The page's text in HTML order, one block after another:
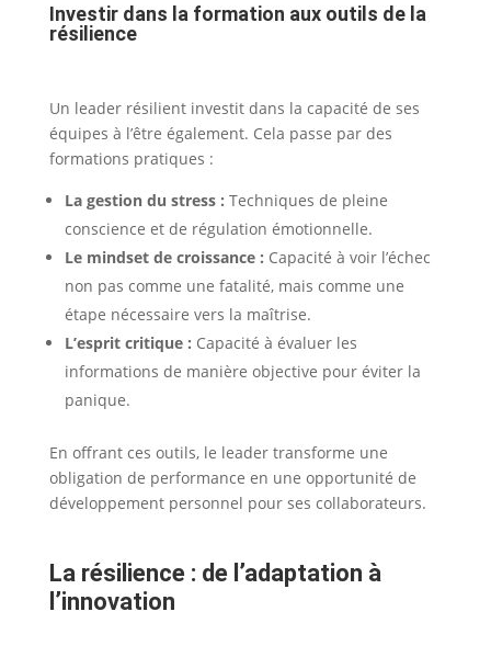
Investir dans la formation aux outils de la
résilience
Un leader résilient investit dans la capacité de ses
équipes à l’être également. Cela passe par des
formations pratiques :
La gestion du stress : Techniques de pleine
conscience et de régulation émotionnelle.
Le mindset de croissance : Capacité à voir l’échec
non pas comme une fatalité, mais comme une
étape nécessaire vers la maîtrise.
L’esprit critique : Capacité à évaluer les
informations de manière objective pour éviter la
panique.
En offrant ces outils, le leader transforme une
obligation de performance en une opportunité de
développement personnel pour ses collaborateurs.
La résilience : de l’adaptation à
l’innovation